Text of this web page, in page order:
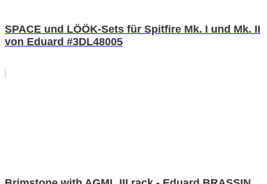
SPACE und LÖÖK-Sets für Spitfire Mk. I und Mk. II
von Eduard #3DL48005